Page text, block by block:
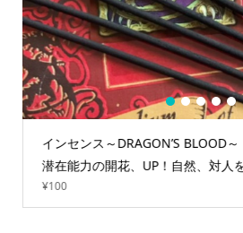
インセンス～DRAGON’S BLOOD
潜在能力の開花、UP！自然、対人
¥100
1 2 3 4 5